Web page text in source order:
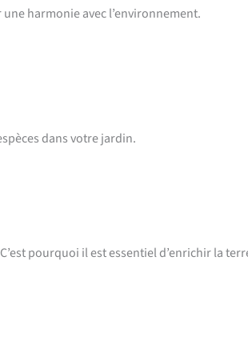
harmonie avec l’environnement.
dans votre jardin.
pourquoi il est essentiel d’enrichir la